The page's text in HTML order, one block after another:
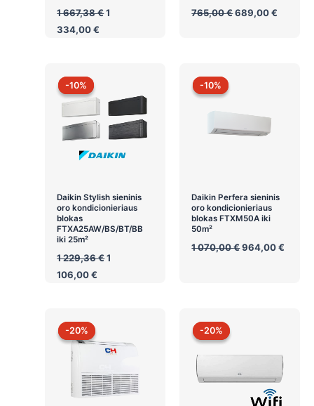
1 667,38€Original
1
334,00€
765,00€ Original
price
689,00€
-10%
-10%
Daikin Stylish sieninis
oro kondicionieriaus
blokas
FTXA25AW/BS/BT/BB
iki 25m²
1 229,36€Original
1
106,00€
-10%
-10%
Daikin Perfera sieninis
oro kondicionieriaus
blokas FTXM50A iki
50m²
1 070,00€Original
price
964,00€
-20%
-20% -20%
-20%